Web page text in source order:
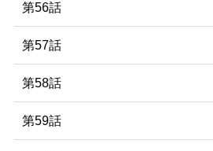
第56話
第57話
第58話
第59話